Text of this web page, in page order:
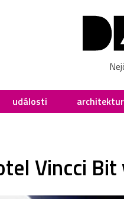
události
Vincci